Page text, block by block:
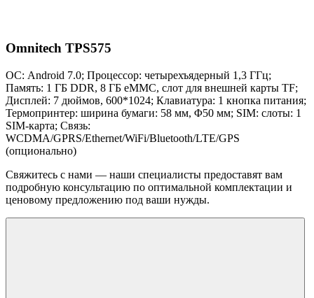
Omnitech TPS575
ОС: Android 7.0; Процессор: четырехъядерный 1,3 ГГц;
Память: 1 ГБ DDR, 8 ГБ eMMC, слот для внешней карты TF;
Дисплей: 7 дюймов, 600*1024; Клавиатура: 1 кнопка питания;
Термопринтер: ширина бумаги: 58 ​​мм, Φ50 мм; SIM: слоты: 1
SIM-карта; Связь:
WCDMA/GPRS/Ethernet/WiFi/Bluetooth/LTE/GPS
(опционально)
Свяжитесь с нами — наши специалисты предоставят вам
подробную консультацию по оптимальной комплектации и
ценовому предложению под ваши нужды.